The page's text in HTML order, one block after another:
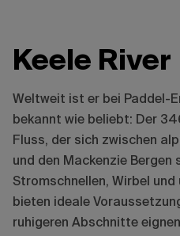
Keele River
Weltweit ist er bei Paddel-
bekannt wie beliebt: Der
Fluss, der sich zwischen
und den Mackenzie Bergen
Stromschnellen, Wirbel
bieten ideale
ruhigeren Abschnitte